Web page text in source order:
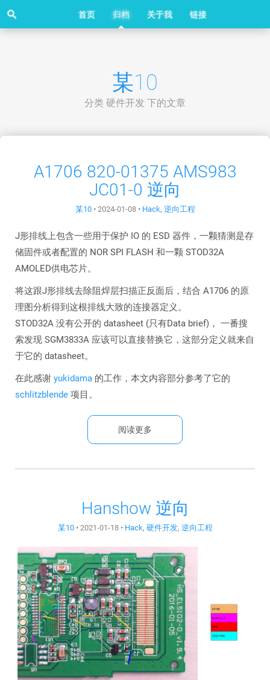
search 首页 归档 关于我 链接
某10
分类 硬件开发 下的文章
A1706 820-01375 AMS983
JC01-0 逆向
某10• 2024-01-08• Hack, 逆向工程
J形排线上包含一些用于保护 IO 的 ESD 器件，一颗猜测是存
储固件或者配置的 NOR SPI FLASH 和一颗 STOD32A
AMOLED供电芯片。
将这跟J形排线去除阻焊层扫描正反面后，结合 A1706 的原
理图分析得到这根排线大致的连接器定义。
STOD32A 没有公开的 datasheet (只有Data brief)， 一番搜
索发现 SGM3833A 应该可以直接替换它，这部分定义就来自
于它的 datasheet。
在此感谢 yukidama 的工作，本文内容部分参考了它的
schlitzblende 项目。
阅读更多
Hanshow 逆向
某10• 2021-01-18• Hack, 硬件开发, 逆向工程